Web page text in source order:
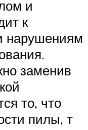
и
к
нарушениям
заменив
то, что
пилы, т